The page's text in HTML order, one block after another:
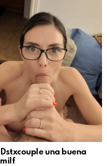
Dstxcouple una buena
milf